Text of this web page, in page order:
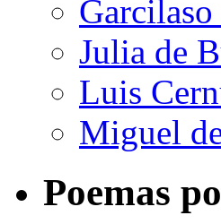
Garcilaso
Julia de
Luis
Miguel
Poemas